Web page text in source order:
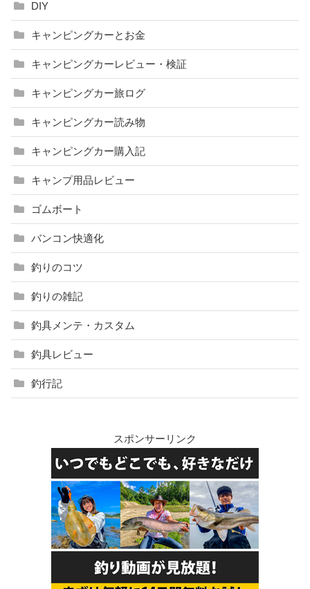
DIY
キャンピングカーとお金
キャンピングカーレビュー・検証
キャンピングカー旅ログ
キャンピングカー読み物
キャンピングカー購入記
キャンプ用品レビュー
ゴムボート
バンコン快適化
釣りのコツ
釣りの雑記
釣具メンテ・カスタム
釣具レビュー
釣行記
スポンサーリンク